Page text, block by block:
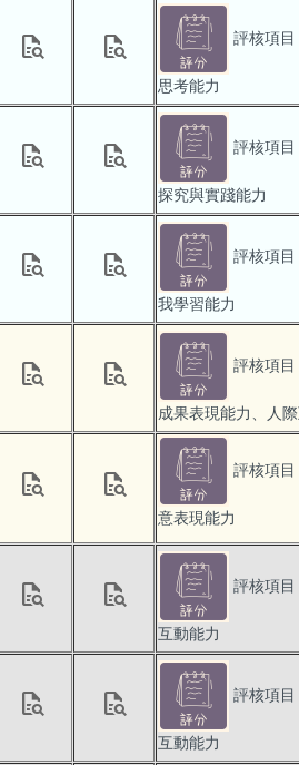
quick_reference_all quick_reference_all 評核項
思考能力
quick_reference_all quick_reference_all 評核項
探究與實踐能力
quick_reference_all quick_reference_all 評核項
我學習能力
quick_reference_all quick_reference_all 評核項
成果表現能力、人
quick_reference_all quick_reference_all 評核項
意表現能力
quick_reference_all quick_reference_all 評核項
互動能力
quick_reference_all quick_reference_all 評核項
互動能力